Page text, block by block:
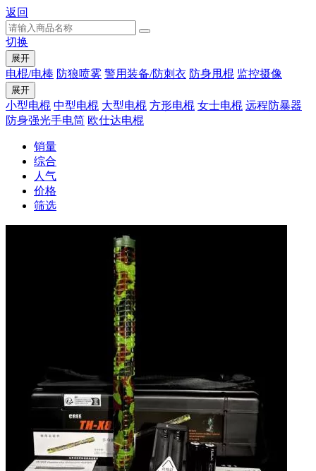
返回
切换
展开
电棍/电棒 防狼喷雾 警用装备/防刺衣 防身甩棍 监控摄像
展开
小型电棍 中型电棍 大型电棍 方形电棍 女士电棍 远程防暴器
防身强光手电筒 欧仕达电棍
销量
综合
人气
价格
筛选